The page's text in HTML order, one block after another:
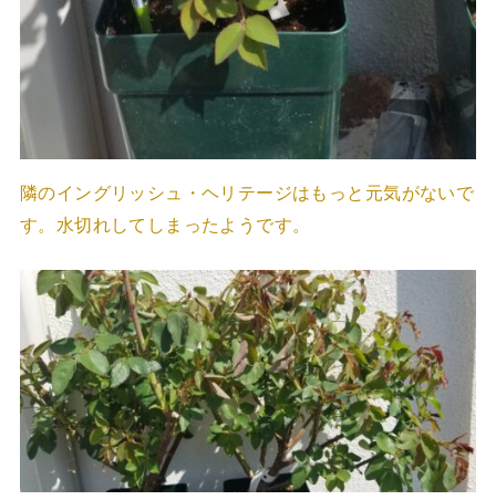
隣のイングリッシュ・ヘリテージはもっと元気がないで
す。水切れしてしまったようです。